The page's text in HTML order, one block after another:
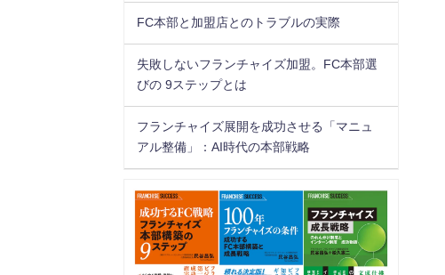
FC本部と加盟店とのトラブルの実際
失敗しないフランチャイズ加盟。FC本部選
びの 9ステップとは
フランチャイズ展開を成功させる「マニュ
アル整備」：AI時代の本部戦略